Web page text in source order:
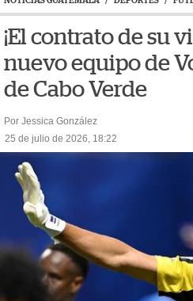
¡El contrato de su
nuevo equipo de
de Cabo Verde
Por Jessica González
25 de julio de 2026, 18:22